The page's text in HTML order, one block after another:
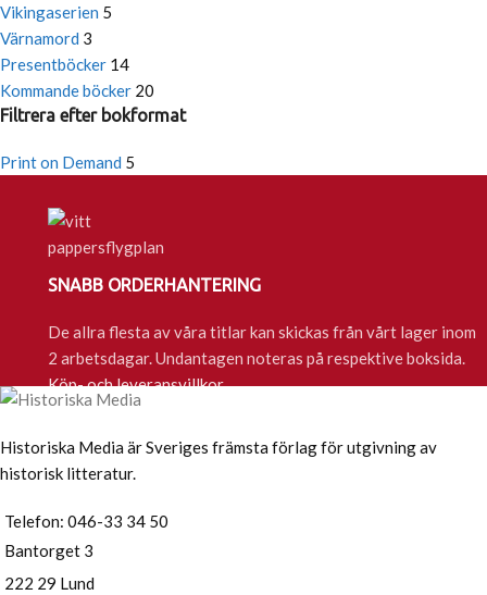
Vikingaserien 5
Värnamord 3
Presentböcker 14
Kommande böcker 20
Filtrera efter bokformat
Print on Demand 5
SNABB ORDERHANTERING
De allra flesta av våra titlar kan skickas från vårt lager inom
2 arbetsdagar. Undantagen noteras på respektive boksida.
Köp- och leveransvillkor
Historiska Media är Sveriges främsta förlag för utgivning av
historisk litteratur.
Telefon: 046-33 34 50
Bantorget 3
222 29 Lund